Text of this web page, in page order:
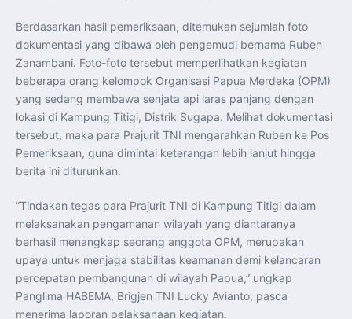
Selatan untuk Perkuat Ketahanan Kawasan
Kemitraan ASEAN–Kanada Perkuat Ketahanan Ekonomi,
Pangan, dan Energi Kawasan
ASEAN dan India Perkuat Ketahanan Kawasan lewat
Kerja Sama Maritim, Ekonomi, dan Kesehatan
BI Pertahankan BI-Rate 5,75 Persen untuk Jaga
Stabilitas dan Dukung Pertumbuhan Ekonomi
Kepala BGN Sudaryono Tegaskan Komitmen Perkuat
Transparansi dan Akuntabilitas Program Makan Bergizi
Berdasarkan hasil pemeriksaan, ditemukan sejumlah foto
dokumentasi yang dibawa oleh pengemudi bernama Ruben
Zanambani. Foto-foto tersebut memperlihatkan kegiatan
beberapa orang kelompok Organisasi Papua Merdeka (OPM)
yang sedang membawa senjata api laras panjang dengan
lokasi di Kampung Titigi, Distrik Sugapa. Melihat dokumentasi
tersebut, maka para Prajurit TNI mengarahkan Ruben ke Pos
Pemeriksaan, guna dimintai keterangan lebih lanjut hingga
berita ini diturunkan.
“Tindakan tegas para Prajurit TNI di Kampung Titigi dalam
melaksanakan pengamanan wilayah yang diantaranya
berhasil menangkap seorang anggota OPM, merupakan
upaya untuk menjaga stabilitas keamanan demi kelancaran
percepatan pembangunan di wilayah Papua,” ungkap
Panglima HABEMA, Brigjen TNI Lucky Avianto, pasca
menerima laporan pelaksanaan kegiatan.